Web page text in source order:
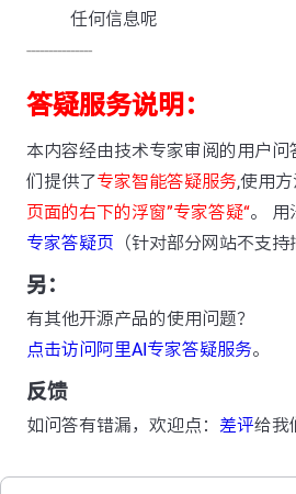
任何信息呢
---------------
答疑服务说明：
本内容经由技术专家审阅的用户
们提供了专家智能答疑服务,使用
页面的右下的浮窗”专家答疑“。 用
专家答疑页 （针对部分网站不支持
另：
有其他开源产品的使用问题？
点击访问阿里AI专家答疑服务。
反馈
如问答有错漏，欢迎点： 差评给我